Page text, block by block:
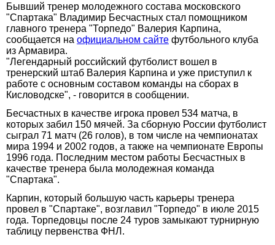
Бывший тренер молодежного состава московского
"Спартака" Владимир Бесчастных стал помощником
главного тренера "Торпедо" Валерия Карпина,
сообщается на официальном сайте футбольного клуба
из Армавира.
"Легендарный российский футболист вошел в
тренерский штаб Валерия Карпина и уже приступил к
работе с основным составом команды на сборах в
Кисловодске", - говорится в сообщении.
Бесчастных в качестве игрока провел 534 матча, в
которых забил 150 мячей. За сборную России футболист
сыграл 71 матч (26 голов), в том числе на чемпионатах
мира 1994 и 2002 годов, а также на чемпионате Европы
1996 года. Последним местом работы Бесчастных в
качестве тренера была молодежная команда
"Спартака".
Карпин, который большую часть карьеры тренера
провел в "Спартаке", возглавил "Торпедо" в июле 2015
года. Торпедовцы после 24 туров замыкают турнирную
таблицу первенства ФНЛ.